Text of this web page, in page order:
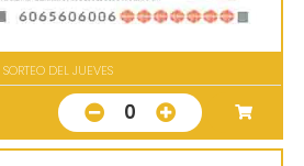
SORTEO DEL JUEVES
0